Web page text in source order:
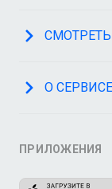
СМОТРЕТЬ
О СЕРВИСЕ
ПРИЛОЖЕНИЯ